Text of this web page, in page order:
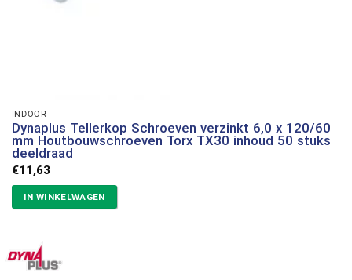
INDOOR
Dynaplus Tellerkop Schroeven verzinkt 6,0 x 120/60
mm Houtbouwschroeven Torx TX30 inhoud 50 stuks
deeldraad
€11,63
IN WINKELWAGEN